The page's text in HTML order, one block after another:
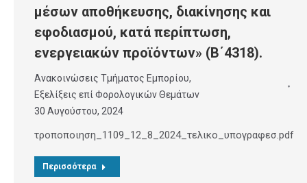
μέσων αποθήκευσης, διακίνησης και
εφοδιασμού, κατά περίπτωση,
ενεργειακών προϊόντων» (Β΄4318).
Ανακοινώσεις Τμήματος Εμπορίου,
Εξελίξεις επί Φορολογικών Θεμάτων
30 Αυγούστου, 2024
τροποποιηση_1109_12_8_2024_τελικο_υπογραφεσ.pdf
Περισσότερα